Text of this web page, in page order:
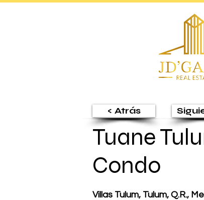
< Atrás
Tuane
Condo
Villas Tulum, Tulum, Q.R.,